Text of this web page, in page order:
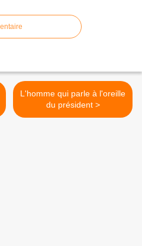
L'homme qui parle à l'oreille
du président >